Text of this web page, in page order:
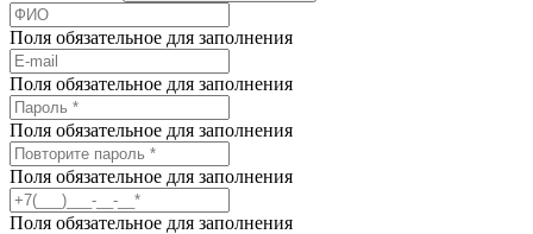
Поля обязательное для заполнения
Поля обязательное для заполнения
Поля обязательное для заполнения
Поля обязательное для заполнения
Поля обязательное для заполнения